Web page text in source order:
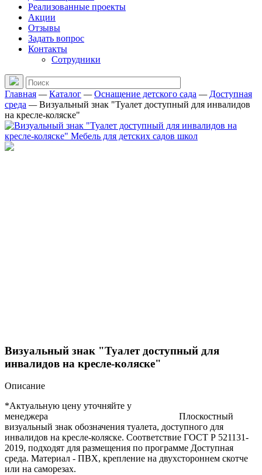
Реализованные проекты
Акции
Отзывы
Задать вопрос
Контакты
Сотрудники
Главная —Каталог —Оснащение детского сада — Доступная
среда —Визуальный знак "Туалет доступный для инвалидов
на кресле-коляске"
Визуальный знак "Туалет доступный для
инвалидов на кресле-коляске"
Описание
*Актуальную цену уточняйте у
менеджера Плоскостный
визуальный знак обозначения туалета, доступного для
инвалидов на кресле-коляске. Соответствие ГОСТ Р 521131-
2019, подходят для размещения по программе Доступная
среда. Материал - ПВХ, крепление на двухстороннем скотче
или на саморезах.